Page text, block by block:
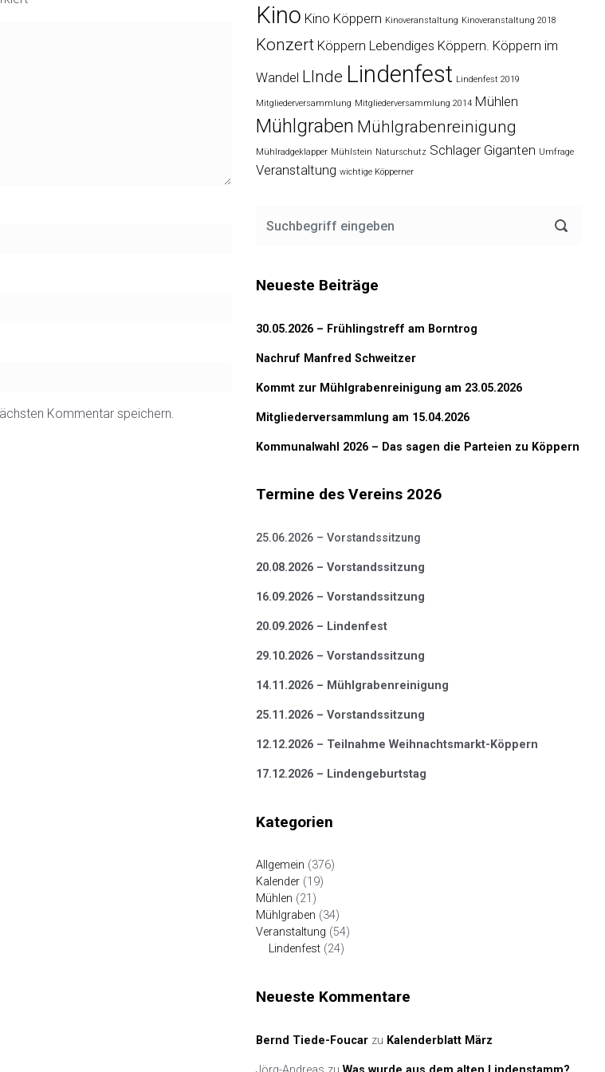
Kommentar speichern.
Kino Kino Köppern Kinoveranstaltung Kinoveranstaltung 2018
Konzert Köppern Lebendiges Köppern. Köppern im
Wandel LInde Lindenfest Lindenfest 2019
Mitgliederversammlung Mitgliederversammlung 2014 Mühlen
Mühlgraben Mühlgrabenreinigung
Mühlradgeklapper Mühlstein Naturschutz Schlager Giganten Umfrage
Veranstaltung wichtige Köpperner
Neueste Beiträge
30.05.2026 – Frühlingstreff am Borntrog
Nachruf Manfred Schweitzer
Kommt zur Mühlgrabenreinigung am 23.05.2026
Mitgliederversammlung am 15.04.2026
Kommunalwahl 2026 – Das sagen die Parteien zu Köppern
Termine des Vereins 2026
25.06.2026 – Vorstandssitzung
20.08.2026 – Vorstandssitzung
16.09.2026 – Vorstandssitzung
20.09.2026 – Lindenfest
29.10.2026 – Vorstandssitzung
14.11.2026 – Mühlgrabenreinigung
25.11.2026 – Vorstandssitzung
12.12.2026 – Teilnahme Weihnachtsmarkt-Köppern
17.12.2026 – Lindengeburtstag
Kategorien
Allgemein (376)
Kalender (19)
Mühlen (21)
Mühlgraben (34)
Veranstaltung (54)
Lindenfest (24)
Neueste Kommentare
Bernd Tiede-Foucar zu Kalenderblatt März